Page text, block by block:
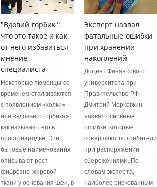
"Вдовий горбик":
что это такое и как
от него избавиться –
мнение
специалиста
Некоторые тюменцы со
временем сталкиваются
с появлением «холки»
или «вдовьего горбика»,
как называют его в
простонародье. Эти
бытовые наименования
описывают рост
фиброзно‑жировой
ткани у основания шеи, в
Эксперт назвал
фатальные ошибки
при хранении
накоплений
Доцент Финансового
университета при
Правительстве РФ
Дмитрий Морковкин
назвал основные
ошибки, которые
совершают потребители
при распоряжении
сбережениями. По
словам эксперта,
наиболее рискованным